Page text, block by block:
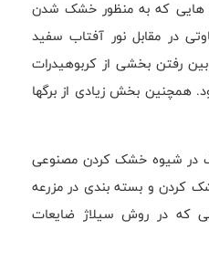
هایی که به منظور خشک شدن
در مقابل نور آفتاب سفید
رفتن بخشی از کربوهیدرات
همچنین بخش زیادی از برگها
در شیوه خشک کردن مصنوعی
خشک کردن و بسته بندی در مزرعه
حالی که در روش سیلاژ ضایعات